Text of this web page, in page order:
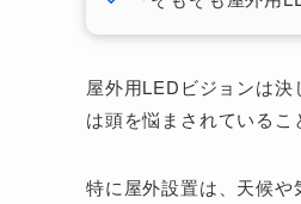
屋外用LEDビジョンは
は頭を悩まされているこ
特に屋外設置は、天候や